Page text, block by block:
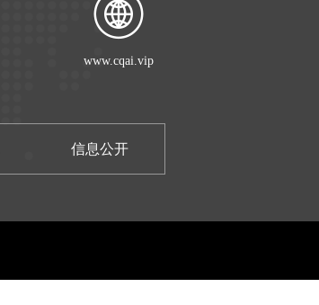
www.cqai.vip
信息公开